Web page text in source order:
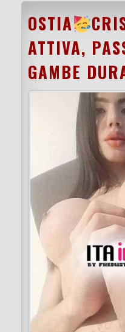
OSTIA
ATTIVA,
GAMBE